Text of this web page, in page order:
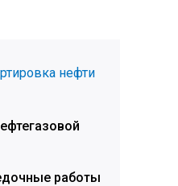
нефти
работы